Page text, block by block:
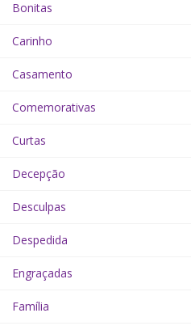
E pela força do pensamento
Nos tornamos apenas um só.
Já estou indo te encontrar!
Bonitas
Carinho
Casamento
Comemorativas
Curtas
Decepção
Desculpas
Despedida
Engraçadas
Família